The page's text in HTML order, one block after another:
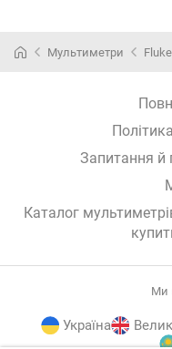
Мультиметри Fluke
Запитання й
Каталог
Ми
Україна